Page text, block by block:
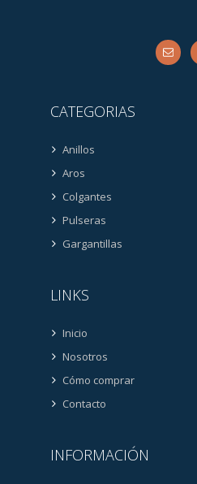
CATEGORIAS
Anillos
Aros
Colgantes
Pulseras
Gargantillas
LINKS
Inicio
Nosotros
Cómo comprar
Contacto
INFORMACIÓN